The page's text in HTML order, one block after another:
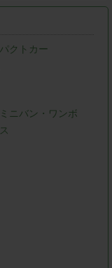
クトカー
ニバン・ワンボ